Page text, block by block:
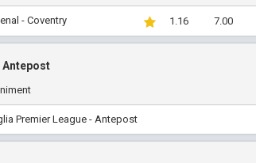
- Coventry 1.16 7.00
Antepost
Premier League - Antepost